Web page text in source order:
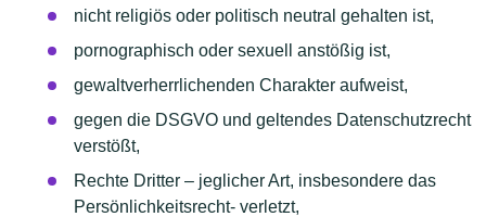
nicht religiös oder politisch neutral gehalten ist,
pornographisch oder sexuell anstößig ist,
gewaltverherrlichenden Charakter aufweist,
gegen die DSGVO und geltendes Datenschutzrecht
verstößt,
Rechte Dritter – jeglicher Art, insbesondere das
Persönlichkeitsrecht- verletzt,